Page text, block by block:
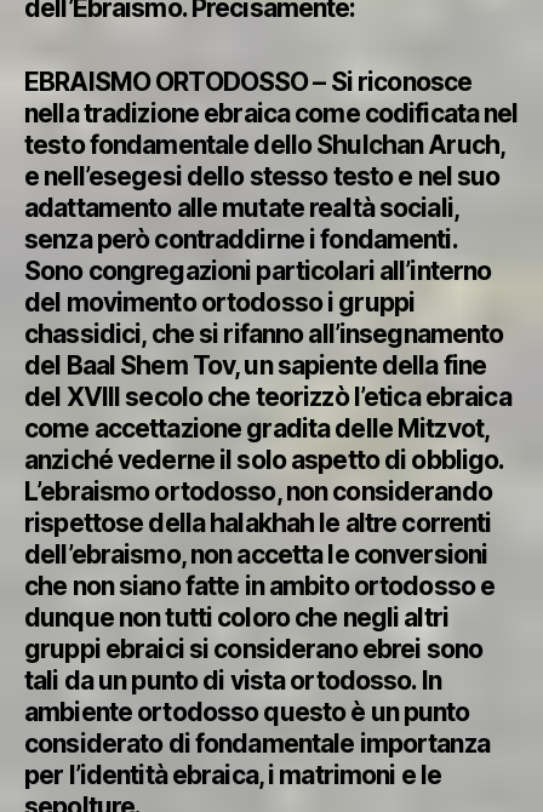
dell’Ebraismo. Precisamente:
EBRAISMO ORTODOSSO – Si riconosce
nella tradizione ebraica come codificata nel
testo fondamentale dello Shulchan Aruch,
e nell’esegesi dello stesso testo e nel suo
adattamento alle mutate realtà sociali,
senza però contraddirne i fondamenti.
Sono congregazioni particolari all’interno
del movimento ortodosso i gruppi
chassidici, che si rifanno all’insegnamento
del Baal Shem Tov, un sapiente della fine
del XVIII secolo che teorizzò l’etica ebraica
come accettazione gradita delle Mitzvot,
anziché vederne il solo aspetto di obbligo.
L’ebraismo ortodosso, non considerando
rispettose della halakhah le altre correnti
dell’ebraismo, non accetta le conversioni
che non siano fatte in ambito ortodosso e
dunque non tutti coloro che negli altri
gruppi ebraici si considerano ebrei sono
tali da un punto di vista ortodosso. In
ambiente ortodosso questo è un punto
considerato di fondamentale importanza
per l’identità ebraica, i matrimoni e le
sepolture.